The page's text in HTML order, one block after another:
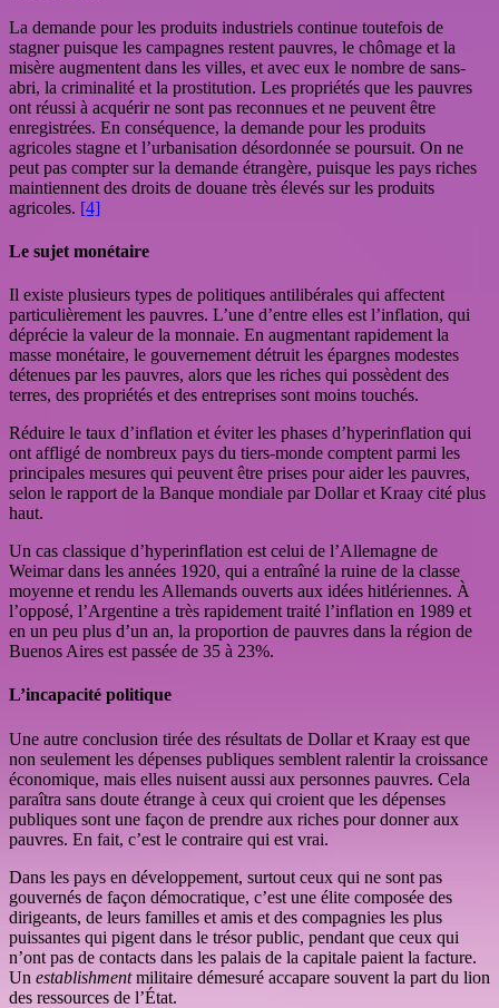
La demande pour les produits industriels continue toutefois de
stagner puisque les campagnes restent pauvres, le chômage et la
misère augmentent dans les villes, et avec eux le nombre de sans-
abri, la criminalité et la prostitution. Les propriétés que les pauvres
ont réussi à acquérir ne sont pas reconnues et ne peuvent être
enregistrées. En conséquence, la demande pour les produits
agricoles stagne et l’urbanisation désordonnée se poursuit. On ne
peut pas compter sur la demande étrangère, puisque les pays riches
maintiennent des droits de douane très élevés sur les produits
agricoles. [4]
Le sujet monétaire
Il existe plusieurs types de politiques antilibérales qui affectent
particulièrement les pauvres. L’une d’entre elles est l’inflation, qui
déprécie la valeur de la monnaie. En augmentant rapidement la
masse monétaire, le gouvernement détruit les épargnes modestes
détenues par les pauvres, alors que les riches qui possèdent des
terres, des propriétés et des entreprises sont moins touchés.
Réduire le taux d’inflation et éviter les phases d’hyperinflation qui
ont affligé de nombreux pays du tiers-monde comptent parmi les
principales mesures qui peuvent être prises pour aider les pauvres,
selon le rapport de la Banque mondiale par Dollar et Kraay cité plus
haut.
Un cas classique d’hyperinflation est celui de l’Allemagne de
Weimar dans les années 1920, qui a entraîné la ruine de la classe
moyenne et rendu les Allemands ouverts aux idées hitlériennes. À
l’opposé, l’Argentine a très rapidement traité l’inflation en 1989 et
en un peu plus d’un an, la proportion de pauvres dans la région de
Buenos Aires est passée de 35 à 23%.
L’incapacité politique
Une autre conclusion tirée des résultats de Dollar et Kraay est que
non seulement les dépenses publiques semblent ralentir la croissance
économique, mais elles nuisent aussi aux personnes pauvres. Cela
paraîtra sans doute étrange à ceux qui croient que les dépenses
publiques sont une façon de prendre aux riches pour donner aux
pauvres. En fait, c’est le contraire qui est vrai.
Dans les pays en développement, surtout ceux qui ne sont pas
gouvernés de façon démocratique, c’est une élite composée des
dirigeants, de leurs familles et amis et des compagnies les plus
puissantes qui pigent dans le trésor public, pendant que ceux qui
n’ont pas de contacts dans les palais de la capitale paient la facture.
Un establishmentmilitaire démesuré accapare souvent la part du lion
des ressources de l’État.